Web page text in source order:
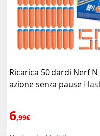
Ricarica 50 dardi Nerf N
azione senza pause
6,99€